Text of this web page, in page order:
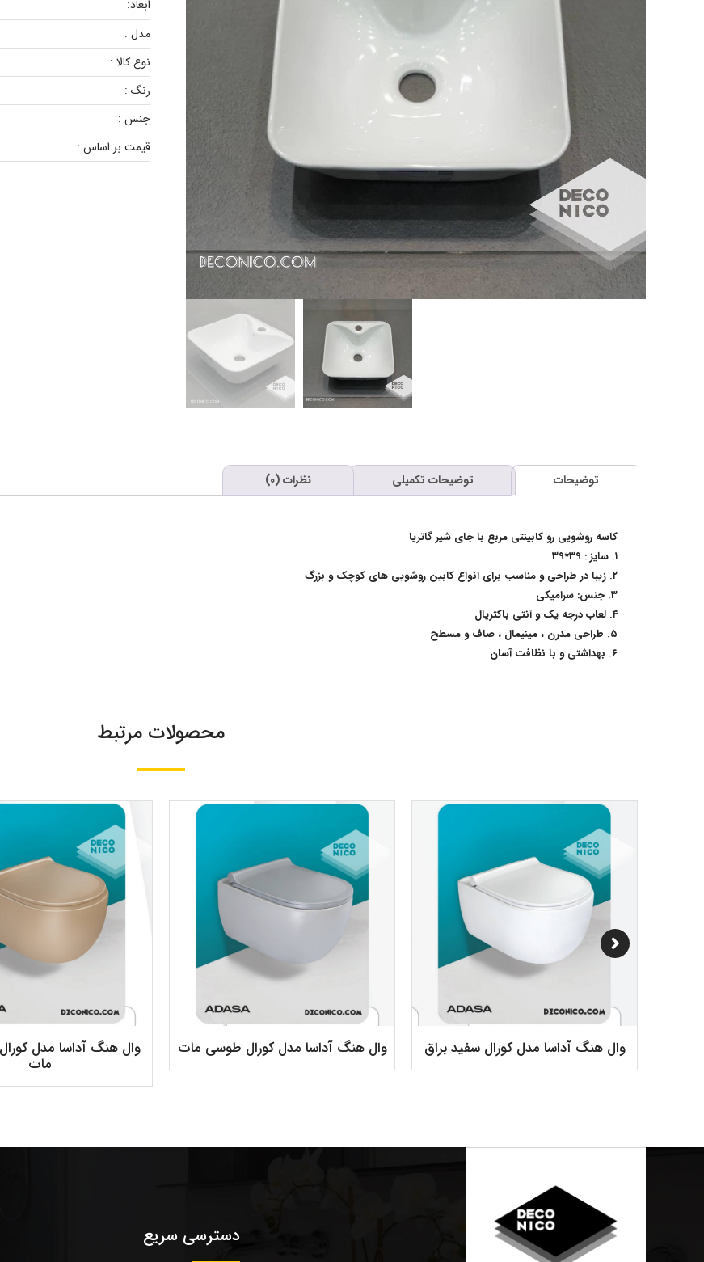
ابعاد:
مدل :
نوع کالا :
رنگ :
جنس :
قیمت بر اساس :
توضیحات توضیحات تکمیلی نظرات (0)
کاسه روشویی رو کابینتی مربع با جای شیر گاتریا
۱. سایز : ۳۹*۳۹
۲. زیبا در طراحی و مناسب برای انواع کابین روشویی های کوچک و بزرگ
۳. جنس: سرامیکی
۴. لعاب درجه یک و آنتی باکتریال
۵. طراحی مدرن ، مینیمال ، صاف و مسطح
۶. بهداشتی و با نظافت آسان
محصولات مرتبط
وال هنگ آداسا مدل کورال سفید براق وال هنگ آداسا مدل کورال طوسی مات وال هنگ آداسا مدل
مات
دسترسی سریع